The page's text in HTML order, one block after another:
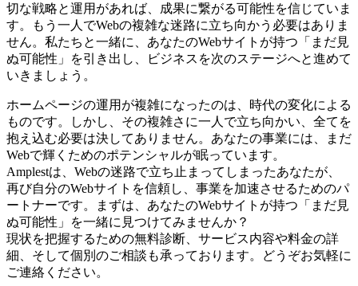
切な戦略と運用があれば、成果に繋がる可能性を信じていま
す。もう一人でWebの複雑な迷路に立ち向かう必要はありま
せん。私たちと一緒に、あなたのWebサイトが持つ「まだ見
ぬ可能性」を引き出し、ビジネスを次のステージへと進めて
いきましょう。
ホームページの運用が複雑になったのは、時代の変化による
ものです。しかし、その複雑さに一人で立ち向かい、全てを
抱え込む必要は決してありません。あなたの事業には、まだ
Webで輝くためのポテンシャルが眠っています。
Amplestは、Webの迷路で立ち止まってしまったあなたが、
再び自分のWebサイトを信頼し、事業を加速させるためのパ
ートナーです。まずは、あなたのWebサイトが持つ「まだ見
ぬ可能性」を一緒に見つけてみませんか？
現状を把握するための無料診断、サービス内容や料金の詳
細、そして個別のご相談も承っております。どうぞお気軽に
ご連絡ください。